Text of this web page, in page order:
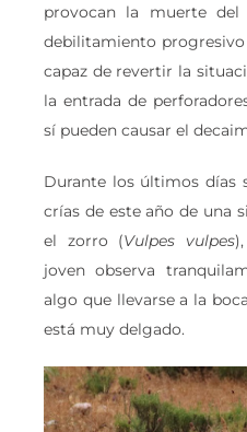
provocan la muerte
debilitamiento
capaz de revertir la
la entrada de
sí pueden causar el
Durante los últimos días
crías de este año de una
el zorro (Vulpes vulpes
joven observa
algo que llevarse a la
está muy delgado.